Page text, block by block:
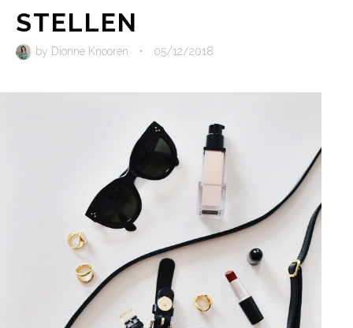
STELLEN
by Dionne Knooren • 05/12/2018